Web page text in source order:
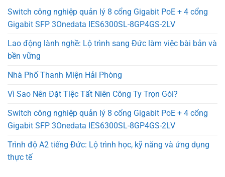
Switch công nghiệp quản lý 8 cổng Gigabit PoE + 4 cổng
Gigabit SFP 3Onedata IES6300SL-8GP4GS-2LV
Lao động lành nghề: Lộ trình sang Đức làm việc bài bản và
bền vững
Nhà Phố Thanh Miện Hải Phòng
Vì Sao Nên Đặt Tiệc Tất Niên Công Ty Trọn Gói?
Switch công nghiệp quản lý 8 cổng Gigabit PoE + 4 cổng
Gigabit SFP 3Onedata IES6300SL-8GP4GS-2LV
Trình độ A2 tiếng Đức: Lộ trình học, kỹ năng và ứng dụng
thực tế